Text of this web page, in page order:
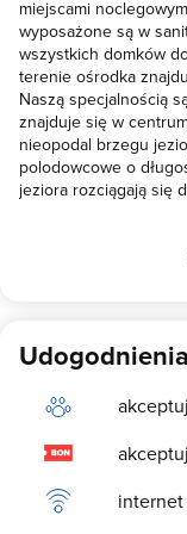
miejscami
wyposażone są w
wszystkich domków
terenie ośrodka
Naszą specjalnością
znajduje się w
nieopodal brzegu
polodowcowe o
jeziora rozciągają się
terenie
okolicznościowe, a
jezioro prowadzi molo
jeziora znajduje się
kajaki, rowery
zł do 300 zł/ za
27 czerwca, lipiec,
negocjacji) weekend
Udogodnienia
internet